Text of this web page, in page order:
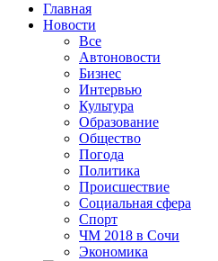
Главная
Новости
Все
Автоновости
Бизнес
Интервью
Культура
Образование
Общество
Погода
Политика
Происшествие
Социальная сфера
Спорт
ЧМ 2018 в Сочи
Экономика